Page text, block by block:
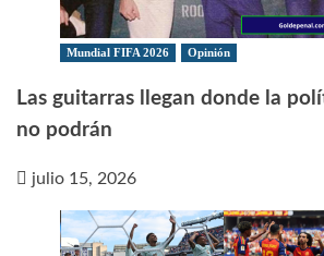
Mundial FIFA 2026 Opinión
Las guitarras llegan donde la
no podrán
julio 15, 2026